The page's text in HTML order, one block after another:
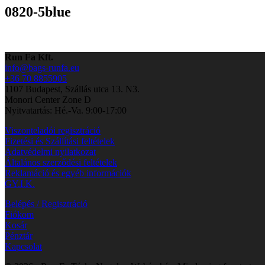
0820-5blue
Run Fa Kft.
info@bags-runfa.eu
+36 70 8855905
1107 Budapest, Szállás utca 13. N3.
Monori Center Zone D
Nyitvatartás: Hé.-Va. 9:00-17:00
Viszonteladói regisztráció
Fizetési és Szállítási feltételek
Adatvédelmi nyilatkozat
Általános szerződési feltételek
Reklamáció és egyéb információk
GY.I.K.
Belépés / Regisztráció
Fiókom
Kosár
Pénztár
Kapcsolat